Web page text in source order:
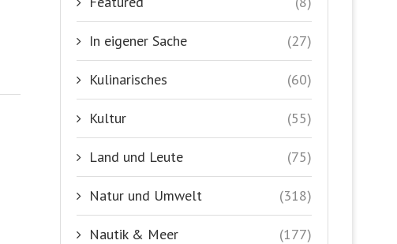
In eigener Sache (27)
Kulinarisches (60)
Kultur (55)
Land und Leute (75)
Natur und Umwelt (318)
Nautik & Meer (177)